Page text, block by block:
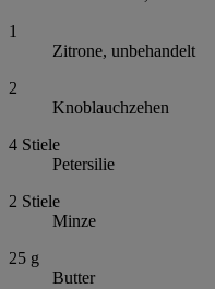
1
Zitrone, unbehandelt
2
Knoblauchzehen
4 Stiele
Petersilie
2 Stiele
Minze
25 g
Butter